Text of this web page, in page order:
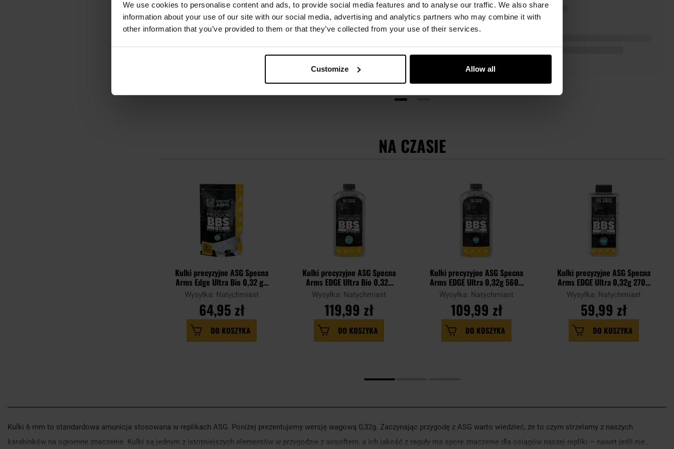
We use cookies to personalise content and ads, to provide social media features and to analyse our traffic. We also share
information about your use of our site with our social media, advertising and analytics partners who may combine it with
other information that you’ve provided to them or that they’ve collected from your use of their services.
Customize Allow all
NA CZASIE
Kulki precyzyjne ASG Specna
Arms Edge Ultra Bio 0,32 g 1
kg - Białe
Wysyłka: Natychmiast
64,95 zł
DO KOSZYKA
Kulki precyzyjne ASG Specna
Arms EDGE Ultra Bio 0,32g
5600 szt. - Białe
Wysyłka: Natychmiast
119,99 zł
DO KOSZYKA
Kulki precyzyjne ASG Specna
Arms EDGE Ultra 0,32g 5600
szt. - Białe
Wysyłka: Natychmiast
109,99 zł
DO KOSZYKA
Kulki precyzyjne ASG Specna
Arms EDGE Ultra 0,32g 2700
szt. - Białe
Wysyłka: Natychmiast
59,99 zł
DO KOSZYKA
Kulki 6 mm to standardowa amunicja stosowana w replikach ASG. Poniżej prezentujemy wersję wagową 0,32g. Zaczynając przygodę z ASG warto wiedzieć, że to czym strzelamy z naszych
karabinków na ogromne znaczenie. Kulki są jednym z istotniejszych elementów w przygodzie z airsoftem, a ich jakość z reguły ma spore znaczenie dla osiągów naszej repliki – nawet jeśli nie